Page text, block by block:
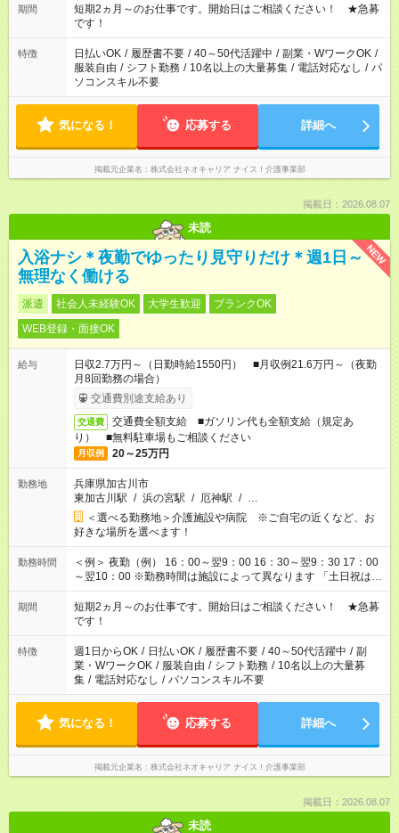
※週最低15時間以上の勤務が必要です
期間
短期2ヵ月～のお仕事です。開始日はご相談ください！ ★急募
です！
特徴 日払いOK / 履歴書不要 / 40～50代活躍中 / 副業・WワークOK /
服装自由 / シフト勤務 / 10名以上の大量募集 / 電話対応なし / パ
ソコンスキル不要
気になる！ 応募する 詳細へ
掲載元企業名 株式会社ネオキャリア ナイス！介護事業部
掲載日：2026.08.07
未読
NEW
入浴ナシ＊夜勤でゆったり見守りだけ＊週1日～
無理なく働ける
派遣 社会人未経験OK 大学生歓迎
ブランクOK
WEB登録・面接OK
給与
日収2.7万円～（日勤時給1550円） ■月収例21.6万円～（夜勤
月8回勤務の場合）
交通費別途支給あり
交通費
交通費全額支給 ■ガソリン代も全額支給（規定あ
り） ■無料駐車場もご相談ください
月収例 20～25万円
勤務地
兵庫県加古川市
東加古川駅 / 浜の宮駅 / 厄神駅 / …
＜選べる勤務地＞介護施設や病院 ※ご自宅の近くなど、お
好きな場所を選べます！
勤務時間
＜例＞ 夜勤（例） 16：00～翌9：00 16：30～翌9：30 17：00
～翌10：00 ※勤務時間は施設によって異なります 「土日祝は休
みたい」 「しっかり稼ぎたい」 「もう少し遅い時間から始めた
い」など ご希望にあったお仕事をご案内いたします。 ※未経験
の方の場合は1～2ヶ月間は日中での仕事を経験いただき、 お
仕事に慣れてからの夜勤になります。 ★家庭の都合でお休みが
必要な場合も遠慮なくご相談ください。
期間
短期2ヵ月～のお仕事です。開始日はご相談ください！ ★急募
です！
特徴 週1日からOK / 日払いOK / 履歴書不要 / 40～50代活躍中 / 副
業・WワークOK / 服装自由 / シフト勤務 / 10名以上の大量募
集 / 電話対応なし / パソコンスキル不要
気になる！ 応募する 詳細へ
掲載元企業名 株式会社ネオキャリア ナイス！介護事業部
掲載日：2026.08.07
未読